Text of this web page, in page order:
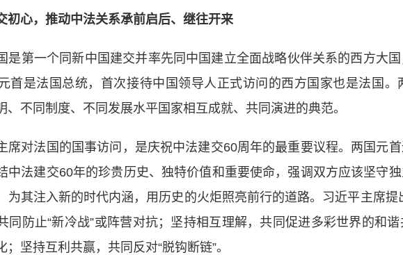
初心，推动中法关系承前启后、继往开来
第一个同新中国建交并率先同中国建立全面战略伙伴关系的西方大国
首是法国总统，首次接待中国领导人正式访问的西方国家也是法国
、不同制度、不同发展水平国家相互成就、共同演进的典范。
对法国的国事访问，是庆祝中法建交60周年的最重要议程。两国元首
中法建交60年的珍贵历史、独特价值和重要使命，强调双方应该坚守
为其注入新的时代内涵，用历史的火炬照亮前行的道路。习近平主席提
同防止“新冷战”或阵营对抗；坚持相互理解，共同促进多彩世界的和
坚持互利共赢，共同反对“脱钩断链”。